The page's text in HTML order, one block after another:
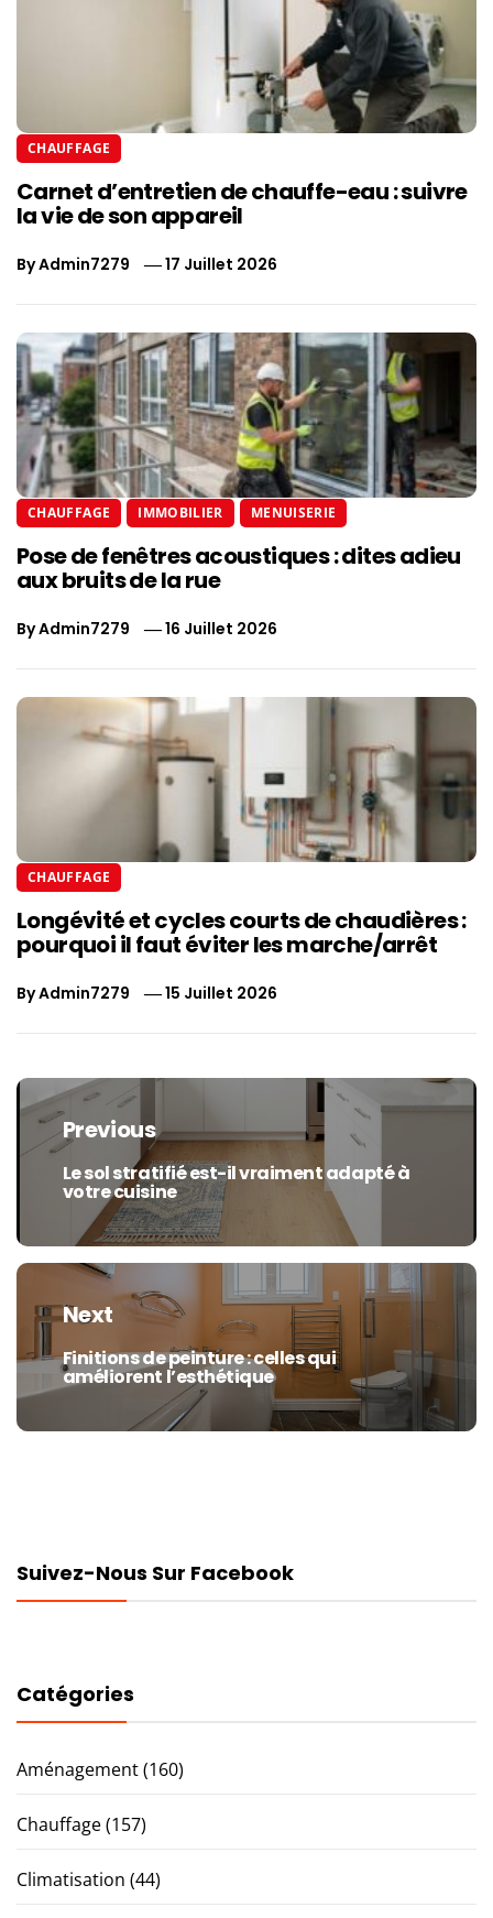
CHAUFFAGE
Carnet d’entretien de chauffe-eau : suivre
la vie de son appareil
ByAdmin7279 17 Juillet 2026
CHAUFFAGE IMMOBILIER MENUISERIE
Pose de fenêtres acoustiques : dites adieu
aux bruits de la rue
ByAdmin7279 16 Juillet 2026
CHAUFFAGE
Longévité et cycles courts de chaudières :
pourquoi il faut éviter les marche/arrêt
ByAdmin7279 15 Juillet 2026
Navigation
de
l’article
Previous
Previous
post:
Le sol stratifié est-il vraiment adapté à
votre cuisine
Next
Next
post:
Finitions de peinture : celles qui
améliorent l’esthétique
Suivez-Nous Sur Facebook
Catégories
Aménagement(160)
Chauffage(157)
Climatisation (44)